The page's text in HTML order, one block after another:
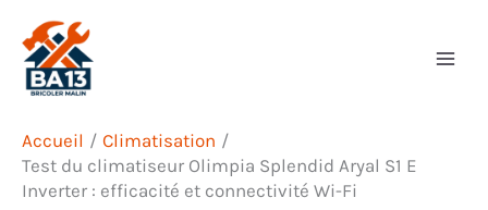
contenu
Accueil
Climatisation
Test du climatiseur Olimpia Splendid Aryal S1 E
Inverter : efficacité et connectivité Wi-Fi
Rechercher